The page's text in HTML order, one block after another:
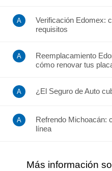
Verificación Edomex:
requisitos
Reemplacamiento
cómo renovar tus
¿El Seguro de Auto
Refrendo Michoacán:
línea
Más información